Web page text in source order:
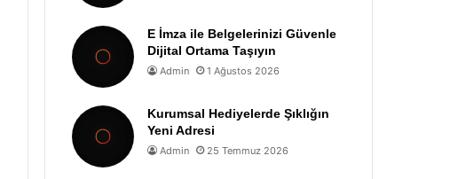
E İmza ile Belgelerinizi Güvenle
Dijital Ortama Taşıyın
Admin 1 Ağustos 2026
Kurumsal Hediyelerde Şıklığın
Yeni Adresi
Admin 25 Temmuz 2026